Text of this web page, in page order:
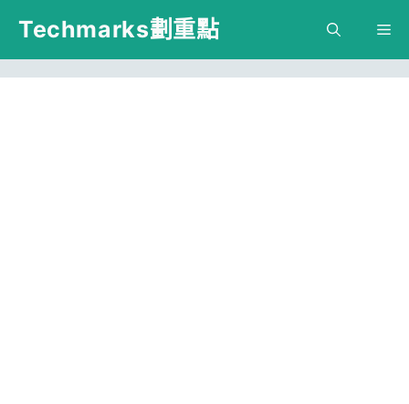
跳
主
Techmarks劃重點